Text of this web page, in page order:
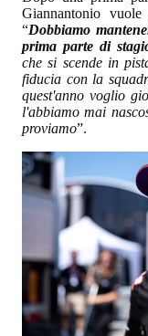
Giannantonio
“Dobbiamo
prima parte di
che si scende in
fiducia con la
quest'anno voglio
l'abbiamo mai
proviamo”.